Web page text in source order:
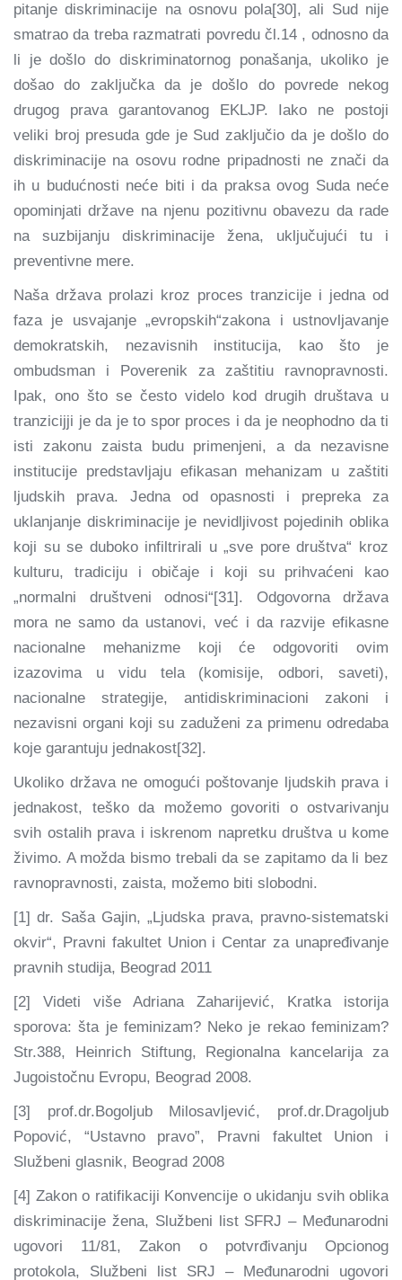
pitanje diskriminacije na osnovu pola[30], ali Sud nije
smatrao da treba razmatrati povredu čl.14 , odnosno da
li je došlo do diskriminatornog ponašanja, ukoliko je
došao do zaključka da je došlo do povrede nekog
drugog prava garantovanog EKLJP. Iako ne postoji
veliki broj presuda gde je Sud zaključio da je došlo do
diskriminacije na osovu rodne pripadnosti ne znači da
ih u budućnosti neće biti i da praksa ovog Suda neće
opominjati države na njenu pozitivnu obavezu da rade
na suzbijanju diskriminacije žena, uključujući tu i
preventivne mere.
Naša država prolazi kroz proces tranzicije i jedna od
faza je usvajanje „evropskih“zakona i ustnovljavanje
demokratskih, nezavisnih institucija, kao što je
ombudsman i Poverenik za zaštitiu ravnopravnosti.
Ipak, ono što se često videlo kod drugih društava u
tranzicijji je da je to spor proces i da je neophodno da ti
isti zakonu zaista budu primenjeni, a da nezavisne
institucije predstavljaju efikasan mehanizam u zaštiti
ljudskih prava. Jedna od opasnosti i prepreka za
uklanjanje diskriminacije je nevidljivost pojedinih oblika
koji su se duboko infiltrirali u „sve pore društva“ kroz
kulturu, tradiciju i običaje i koji su prihvaćeni kao
„normalni društveni odnosi“[31]. Odgovorna država
mora ne samo da ustanovi, već i da razvije efikasne
nacionalne mehanizme koji će odgovoriti ovim
izazovima u vidu tela (komisije, odbori, saveti),
nacionalne strategije, antidiskriminacioni zakoni i
nezavisni organi koji su zaduženi za primenu odredaba
koje garantuju jednakost[32].
Ukoliko država ne omogući poštovanje ljudskih prava i
jednakost, teško da možemo govoriti o ostvarivanju
svih ostalih prava i iskrenom napretku društva u kome
živimo. A možda bismo trebali da se zapitamo da li bez
ravnopravnosti, zaista, možemo biti slobodni.
[1] dr. Saša Gajin, „Ljudska prava, pravno-sistematski
okvir“, Pravni fakultet Union i Centar za unapređivanje
pravnih studija, Beograd 2011
[2] Videti više Adriana Zaharijević, Kratka istorija
sporova: šta je feminizam? Neko je rekao feminizam?
Str.388, Heinrich Stiftung, Regionalna kancelarija za
Jugoistočnu Evropu, Beograd 2008.
[3] prof.dr.Bogoljub Milosavljević, prof.dr.Dragoljub
Popović, “Ustavno pravo”, Pravni fakultet Union i
Službeni glasnik, Beograd 2008
[4] Zakon o ratifikaciji Konvencije o ukidanju svih oblika
diskriminacije žena, Službeni list SFRJ – Međunarodni
ugovori 11/81, Zakon o potvrđivanju Opcionog
protokola, Službeni list SRJ – Međunarodni ugovori